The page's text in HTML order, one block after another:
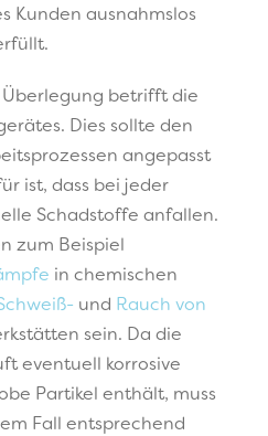
Kunden ausnahmslos
betrifft die
Dies sollte den
angepasst
ist, dass bei jeder
Schadstoffe anfallen.
zum Beispiel
in chemischen
und Rauch von
sein. Da die
eventuell korrosive
Partikel enthält, muss
Fall entsprechend